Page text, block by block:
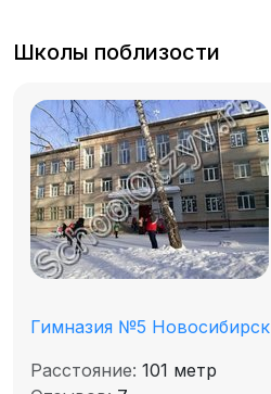
Школы поблизости
Гимназия №5 Новосибирск
Расстояние: 101 метр